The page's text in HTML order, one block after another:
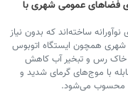
فضاهای عمومی شهری با
ساخته‌اند که بدون نیاز
شهری همچون ایستگاه اتوبوس
خاک رس و تبخیر آب کاهش
با موج‌های گرمای شدید و
محسوب می‌شود.